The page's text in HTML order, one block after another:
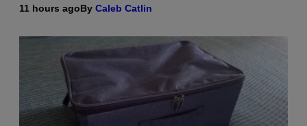
11 hours agoBy Caleb Catlin